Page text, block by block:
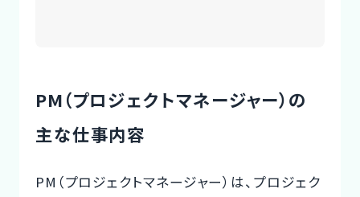
PM（プロジェクトマネージャー）の
主な仕事内容
PM（プロジェクトマネージャー）は、プロジェク